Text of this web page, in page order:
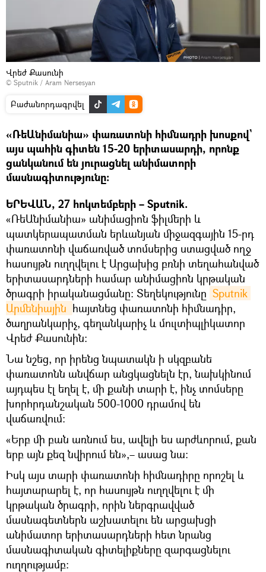
Վրեժ Քասունի
© Sputnik / Aram Nersesyan
Բաժանորդագրվել
«ՌեԱնիմանիա» փառատոնի հիմնադրի խոսքով`
այս պահին գիտեն 15-20 երիտասարդի, որոնք
ցանկանում են յուրացնել անիմատորի
մասնագիտությունը։
ԵՐԵՎԱՆ, 27 հոկտեմբերի – Sputnik.
«ՌեԱնիմանիա» անիմացիոն ֆիլմերի և
պատկերապատման երևանյան միջազգային 15-րդ
փառատոնի վաճառված տոմսերից ստացված ողջ
հասույթն ուղղվելու է Արցախից բռնի տեղահանված
երիտասարդների համար անիմացիոն կրթական
ծրագրի իրականացմանը։ Տեղեկությունը Sputnik
Արմենիային հայտնեց փառատոնի հիմնադիր,
ծաղրանկարիչ, գեղանկարիչ և մուլտիպլիկատոր
Վրեժ Քասունին։
Նա նշեց, որ իրենց նպատակն ի սկզբանե
փառատոնն անվճար անցկացնելն էր, նախկինում
այդպես էլ եղել է, մի քանի տարի է, ինչ տոմսերը
խորհրդանշական 500-1000 դրամով են
վաճառվում։
«Երբ մի բան առնում ես, ավելի ես արժևորում, քան
երբ այն քեզ նվիրում են»,– ասաց նա։
Իսկ այս տարի փառատոնի հիմնադիրը որոշել և
հայտարարել է, որ հասույթն ուղղվելու է մի
կրթական ծրագրի, որին ներգրավված
մասնագետներն աշխատելու են արցախցի
անիմատոր երիտասարդների հետ նրանց
մասնագիտական գիտելիքները զարգացնելու
ուղղությամբ։